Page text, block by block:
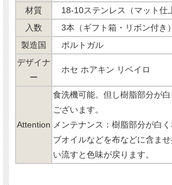
材質
18-10ステンレス（マット仕
入数
3本（ギフト箱・リボン付き）
製造国
ポルトガル
デザイナ
ー
ホセ ホアキン リベイロ
Attention
食洗機可能。但し樹脂部分が
ございます。
メンテナンス：樹脂部分が白
ブオイルなどを布などに含ま
い流すと色味が戻ります。